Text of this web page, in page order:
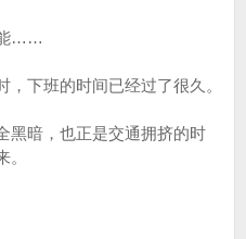
……
下班的时间已经过了很久。
暗，也正是交通拥挤的时